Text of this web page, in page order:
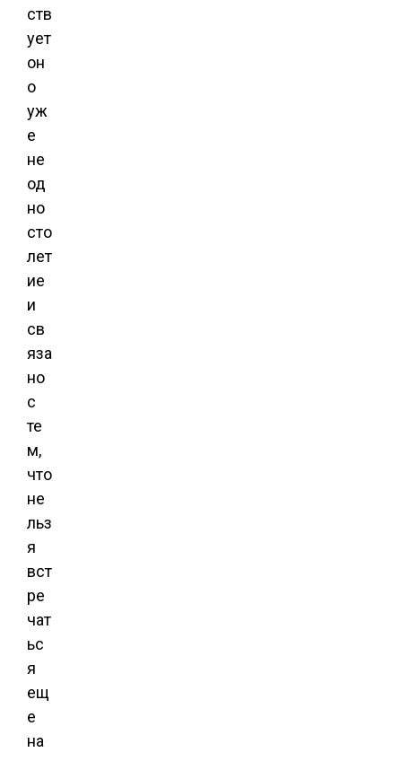
ств
ует
он
о
уж
е
не
од
но
сто
лет
ие
и
св
яза
но
с
те
м,
что
не
льз
я
вст
ре
чат
ьс
я
ещ
е
на